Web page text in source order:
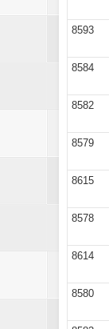
8593
8584
8582
8579
8615
8578
8614
8580